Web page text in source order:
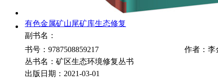
有色金属矿山尾矿库生态修复
副书名：
书号：9787508859217
作者：李
丛书名：矿区生态环境修复丛书
出版日期：2021-03-01